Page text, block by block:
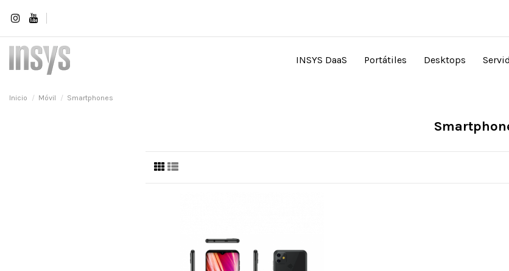
INSYS DaaS Portátiles Desktops
Inicio Móvil Smartphones